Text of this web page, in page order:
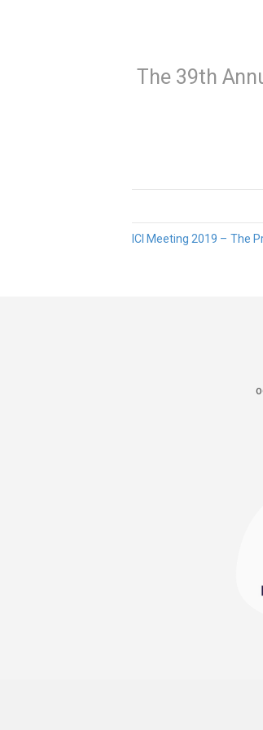
The 39th